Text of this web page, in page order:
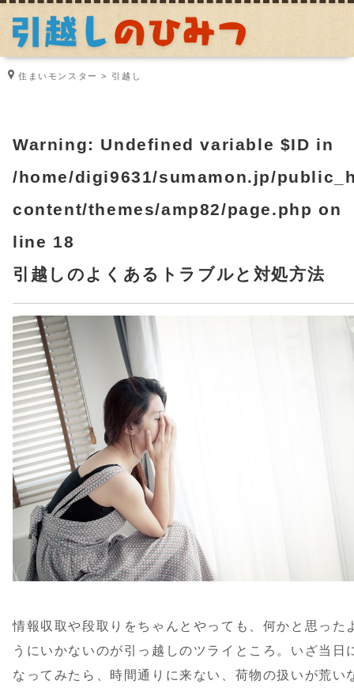
住まいモンスター 引越し
Warning: Undefined variable $ID in
/home/digi9631/sumamon.jp/
content/themes/amp82/page.php on
line 18
引越しのよくあるトラブルと対処方法
情報収取や段取りをちゃんとやっても、何かと思った
うにいかないのが引っ越しのツライところ。いざ当日
なってみたら、時間通りに来ない、荷物の扱いが荒い